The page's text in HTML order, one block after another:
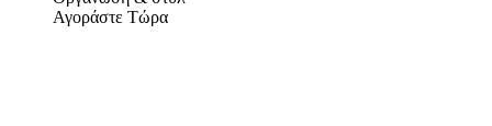
Αγοράστε Τώρα